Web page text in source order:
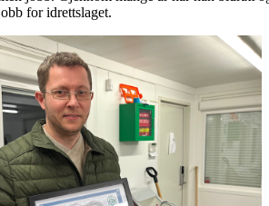
for idrettslaget.